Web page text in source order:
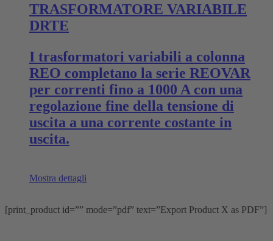
TRASFORMATORE VARIABILE
DRTE
I trasformatori variabili a colonna
REO completano la serie REOVAR
per correnti fino a 1000 A con una
regolazione fine della tensione di
uscita a una corrente costante in
uscita.
Mostra dettagli
[print_product id=”” mode=”pdf” text=”Export Product X as PDF”]